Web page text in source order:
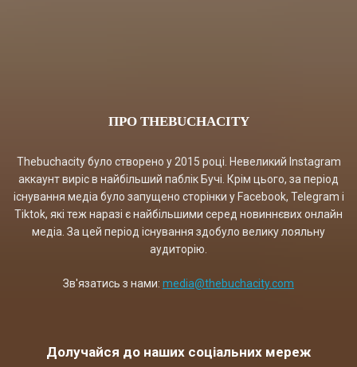
ПРО THEBUCHACITY
Thebuchacity було створено у 2015 році. Невеликий Instagram
аккаунт виріс в найбільший паблік Бучі. Крім цього, за період
існування медіа було запущено сторінки у Facebook, Telegram і
Tiktok, які теж наразі є найбільшими серед новиннєвих онлайн
медіа. За цей період існування здобуло велику лояльну
аудиторію.
Зв'язатись з нами: media@thebuchacity.com
Долучайся до наших соціальних мереж